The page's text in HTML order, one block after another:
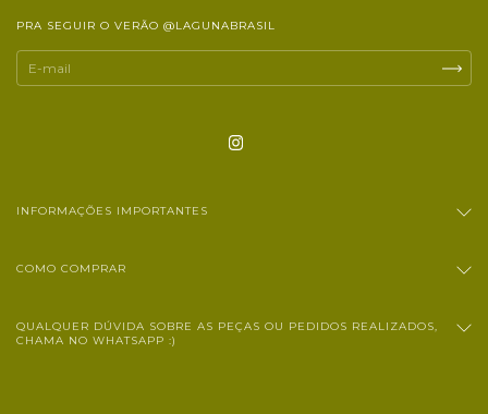
PRA SEGUIR O VERÃO @LAGUNABRASIL
INFORMAÇÕES IMPORTANTES
COMO COMPRAR
QUALQUER DÚVIDA SOBRE AS PEÇAS OU PEDIDOS REALIZADOS,
CHAMA NO WHATSAPP :)